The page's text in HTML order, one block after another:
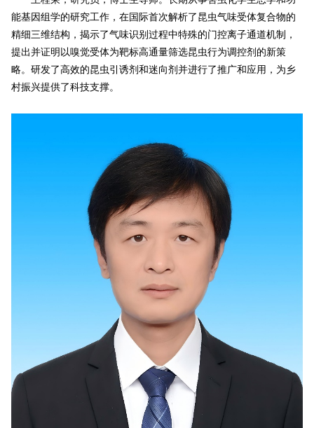
能基因组学的研究工作，在国际首次解析了昆虫气味受体复合物的
精细三维结构，揭示了气味识别过程中特殊的门控离子通道机制，
提出并证明以嗅觉受体为靶标高通量筛选昆虫行为调控剂的新策
略。研发了高效的昆虫引诱剂和迷向剂并进行了推广和应用，为乡
村振兴提供了科技支撑。